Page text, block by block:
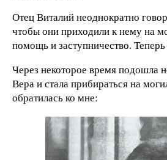
Отец Виталий неоднократно
чтобы они приходили к нему на
помощь и заступничество.
Через некоторое время
Вера и стала прибираться на
обратилась ко мне: